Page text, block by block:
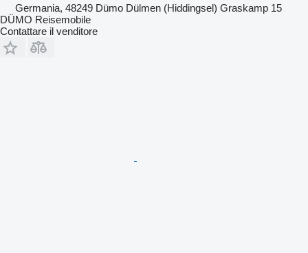
Germania, 48249 Dümo Dülmen (Hiddingsel) Graskamp 15
DÜMO Reisemobile
Contattare il venditore